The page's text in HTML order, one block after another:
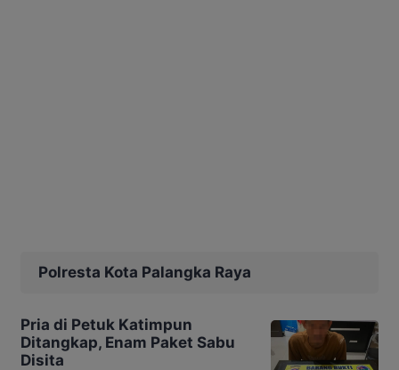
Polresta Kota Palangka Raya
Pria di Petuk Katimpun
Ditangkap, Enam Paket Sabu
Disita